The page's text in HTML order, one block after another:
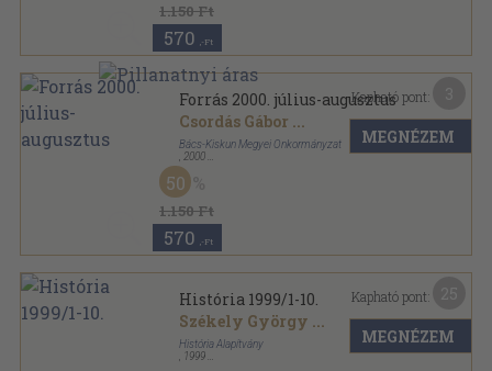
1.150 Ft
570 ,-Ft
Forrás 2000. július-augusztus
Csordás Gábor ...
Bács-Kiskun Megyei Önkormányzat
2000
Ragasztott papírkötés
Forrás sorozat
1.150 Ft
50
570 ,-Ft
Kapható pont:
MEGNÉZEM
História 1999/1-10.
Székely György ...
História Alapítvány
1999
Kapható pont:
MEGNÉZEM